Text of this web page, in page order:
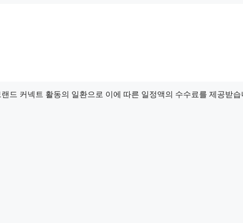
드 커넥트 활동의 일환으로 이에 따른 일정액의 수수료를 제공받습